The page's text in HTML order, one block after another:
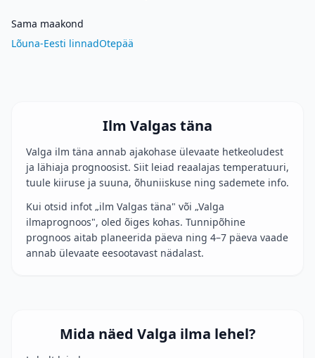
Sama maakond
Lõuna-Eesti linnadOtepää
Ilm Valgas täna
Valga ilm täna annab ajakohase ülevaate hetkeoludest
ja lähiaja prognoosist. Siit leiad reaalajas temperatuuri,
tuule kiiruse ja suuna, õhuniiskuse ning sademete info.
Kui otsid infot „ilm Valgas täna" või „Valga
ilmaprognoos", oled õiges kohas. Tunnipõhine
prognoos aitab planeerida päeva ning 4–7 päeva vaade
annab ülevaate eesootavast nädalast.
Mida näed Valga ilma lehel?